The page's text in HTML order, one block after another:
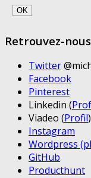
Retrouvez-
Twitter
Facebook
Pinterest
Linkedin (
Viadeo (Profil)
Instagram
Wordpress
GitHub
Producthunt